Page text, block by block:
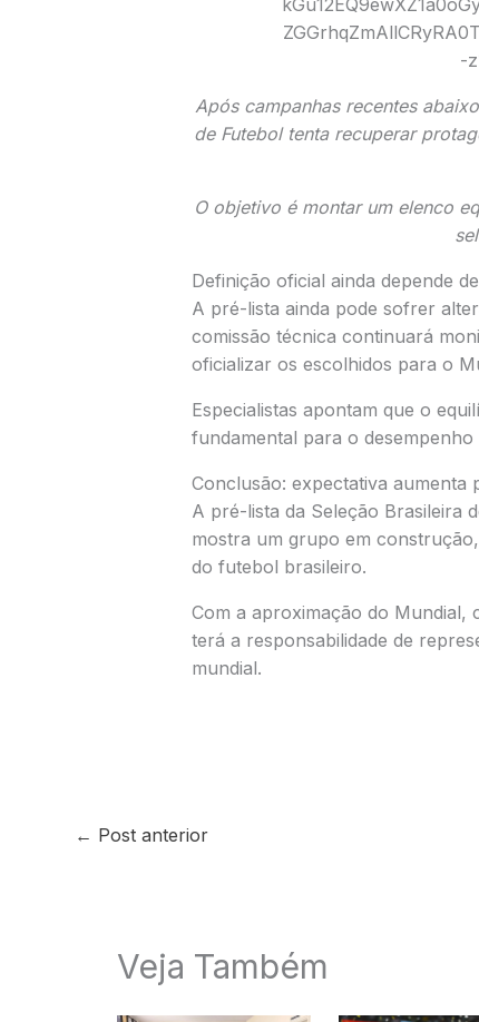
Após campanhas recentes
de Futeboltenta recuperar
O objetivo é montar um elenco
Definição oficial ainda depende
A pré-lista ainda pode sofrer
comissão técnica continuará
oficializar os escolhidos para o
Especialistas apontam que o
fundamental para o desempenho
Conclusão: expectativa aumenta
A pré-lista da Seleção Brasileira
mostra um grupo em
do futebol brasileiro.
Com a aproximação do Mundial,
terá a responsabilidade de
mundial.
← Post anterior
Veja Também